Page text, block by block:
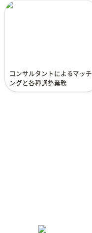
コンサルタントによるマ
コンサルタントによるマッチ
ングと各種調整業務